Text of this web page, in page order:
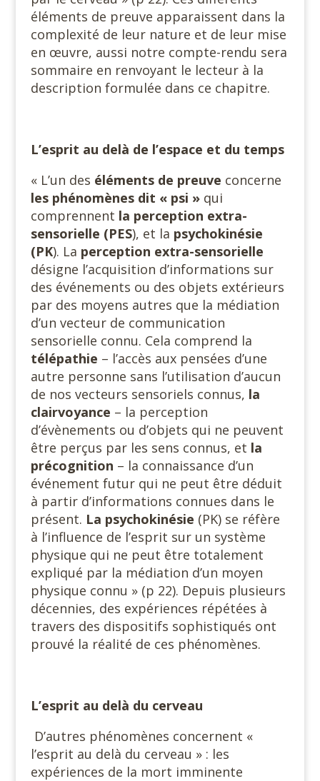
éléments de preuve apparaissent dans la
complexité de leur nature et de leur mise
en œuvre, aussi notre compte-rendu sera
sommaire en renvoyant le lecteur à la
description formulée dans ce chapitre.
L’esprit au delà de l’espace et du temps
« L’un des éléments de preuve concerne
les phénomènes dit « psi » qui
comprennent la perception extra-
sensorielle (PES), et la psychokinésie
(PK). La perception extra-sensorielle
désigne l’acquisition d’informations sur
des événements ou des objets extérieurs
par des moyens autres que la médiation
d’un vecteur de communication
sensorielle connu. Cela comprend la
télépathie – l’accès aux pensées d’une
autre personne sans l’utilisation d’aucun
de nos vecteurs sensoriels connus, la
clairvoyance – la perception
d’évènements ou d’objets qui ne peuvent
être perçus par les sens connus, et la
précognition – la connaissance d’un
événement futur qui ne peut être déduit
à partir d’informations connues dans le
présent. La psychokinésie (PK) se réfère
à l’influence de l’esprit sur un système
physique qui ne peut être totalement
expliqué par la médiation d’un moyen
physique connu » (p 22). Depuis plusieurs
décennies, des expériences répétées à
travers des dispositifs sophistiqués ont
prouvé la réalité de ces phénomènes.
L’esprit au delà du cerveau
D’autres phénomènes concernent «
l’esprit au delà du cerveau » : les
expériences de la mort imminente